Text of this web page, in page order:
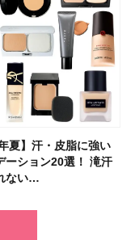
夏】汗・皮脂に強い
ーション20選！ 滝汗
ない…
デコルテ】ブランド最
ンから新作エイジング
ーム「A…
いフェイスパウダーの
ブラシ？パフ？ 肌質
HOW …
マスコフレ2026】
バウム）が誘う静寂の
界へ。…
めダイエットサプリ８
すぎた日をサポート！
糖質・脂…
】最新トレンド「ボ
類を徹底解説！ 定番
髪型…
品】スキンケア×衣料
強タッグで実現！ 着
保湿でき…
2026新作】秋コレク
全品スウォッチ&イエ
分け！